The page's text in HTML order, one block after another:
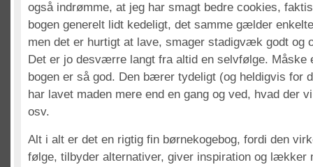
også indrømme, at jeg har smagt bedre cookies,
bogen generelt lidt kedeligt, det samme gælder
men det er hurtigt at lave, smager stadigvæk godt og
Det er jo desværre langt fra altid en selvfølge. Måske
bogen er så god. Den bærer tydeligt (og heldigvis for
har lavet maden mere end en gang og ved, hvad der
osv.
Alt i alt er det en rigtig fin børnekogebog, fordi den
følge, tilbyder alternativer, giver inspiration og lækker